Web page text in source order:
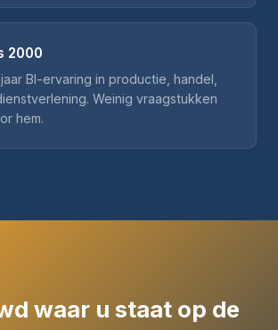
2000
BI-ervaring in productie, handel,
Weinig vraagstukken
hem.
waar u staat op de